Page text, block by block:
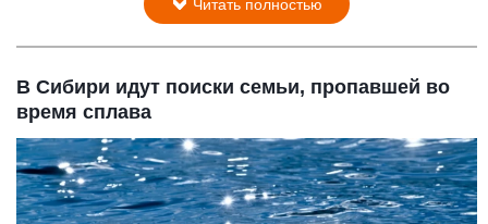
Читать полностью
В Сибири идут поиски семьи, пропавшей во
время сплава